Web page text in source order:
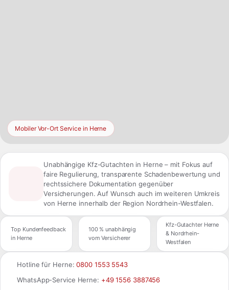
Mobiler Vor-Ort Service in Herne
Unabhängige Kfz-Gutachten in Herne – mit Fokus auf
faire Regulierung, transparente Schadenbewertung und
rechtssichere Dokumentation gegenüber
Versicherungen. Auf Wunsch auch im weiteren Umkreis
von Herne innerhalb der Region Nordrhein-Westfalen.
Top Kundenfeedback
in Herne
100 % unabhängig
vom Versicherer
Kfz-Gutachter Herne
& Nordrhein-
Westfalen
Hotline für Herne:0800 1553 5543
WhatsApp-Service Herne: +49 1556 3887456